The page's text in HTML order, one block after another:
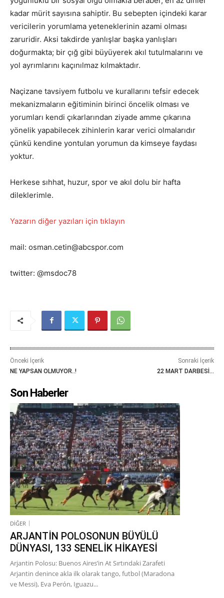
kadar mürit sayısına sahiptir. Bu sebepten içindeki karar
vericilerin yorumlama yeteneklerinin azami olması
zaruridir. Aksi takdirde yanlışlar başka yanlışları
doğurmakta; bir çığ gibi büyüyerek akıl tutulmalarını ve
yol ayrımlarını kaçınılmaz kılmaktadır.
Naçizane tavsiyem futbolu ve kurallarını tefsir edecek
mekanizmaların eğitiminin birinci öncelik olması ve
yorumları kendi çıkarlarından ziyade amme çıkarına
yönelik yapabilecek zihinlerin karar verici olmalarıdır
çünkü kendine yontulan yorumun da kimseye faydası
yoktur.
Herkese sıhhat, huzur, spor ve akıl dolu bir hafta
dileklerimle.
Yazarın diğer yazıları için tıklayın
mail: osman.cetin@abcspor.com
twitter: @msdoc78
Önceki İçerik
NE YAPSAN OLMUYOR..!
Sonraki İçerik
22 MART DARBESİ…
Son Haberler
DİĞER
ARJANTİN POLOSONUN BÜYÜLÜ
DÜNYASI, 133 SENELİK HİKAYESİ
Arjantin Polosu: Buenos Aires’in At Sırtındaki Zarafeti
Arjantin denince akla ilk olarak tango, futbol (Maradona
ve Messi), Eva Perón, Iguazu...